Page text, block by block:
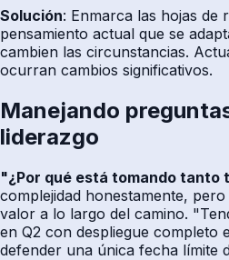
Solución: Enmarca las hojas de
pensamiento actual que se
cambien las circunstancias.
ocurran cambios significativos.
Manejando
liderazgo
"¿Por qué está tomando tanto
complejidad honestamente,
valor a lo largo del camino.
en Q2 con despliegue completo
defender una única fecha límite